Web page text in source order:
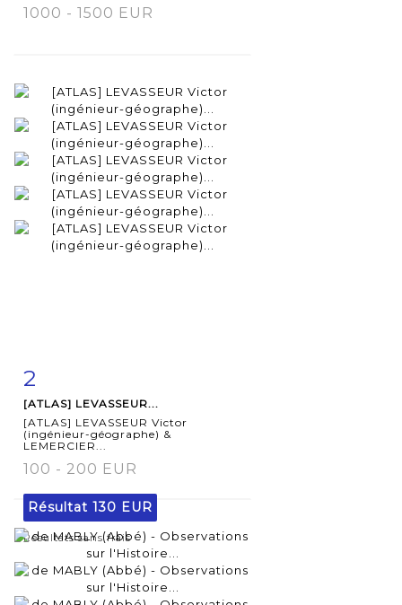
1000 - 1500 EUR
détaillée
2
[ATLAS] LEVASSEUR...
[ATLAS] LEVASSEUR Victor
(ingénieur-géographe) &
LEMERCIER...
100 - 200 EUR
Résultat 130 EUR
Résultats sans frais